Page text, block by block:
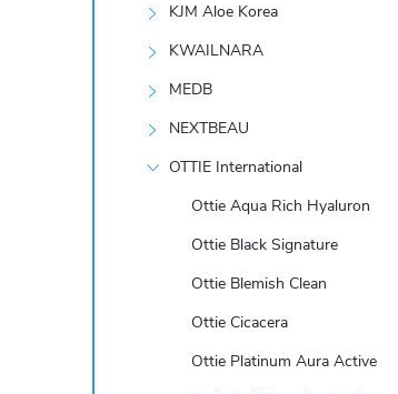
KJM Aloe Korea
KWAILNARA
MEDB
NEXTBEAU
OTTIE International
Ottie Aqua Rich Hyaluron
Ottie Black Signature
Ottie Blemish Clean
Ottie Cicacera
Ottie Platinum Aura Active